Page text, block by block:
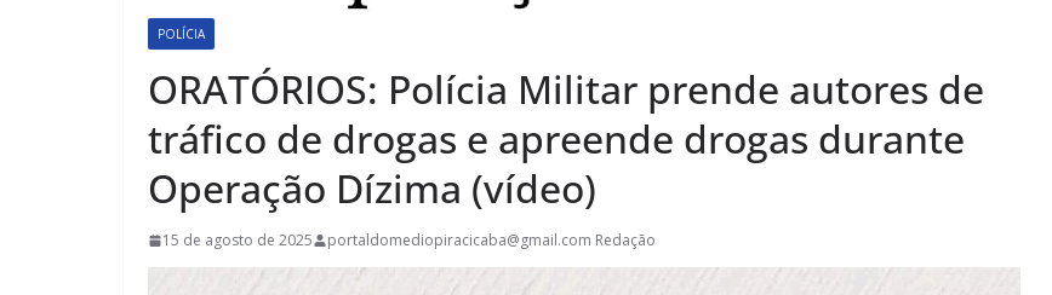
POLÍCIA
ORATÓRIOS: Polícia Militar prende autores de
tráfico de drogas e apreende drogas durante
Operação Dízima (vídeo)
15 de agosto de 2025 portaldomediopiracicaba@gmail.com Redação